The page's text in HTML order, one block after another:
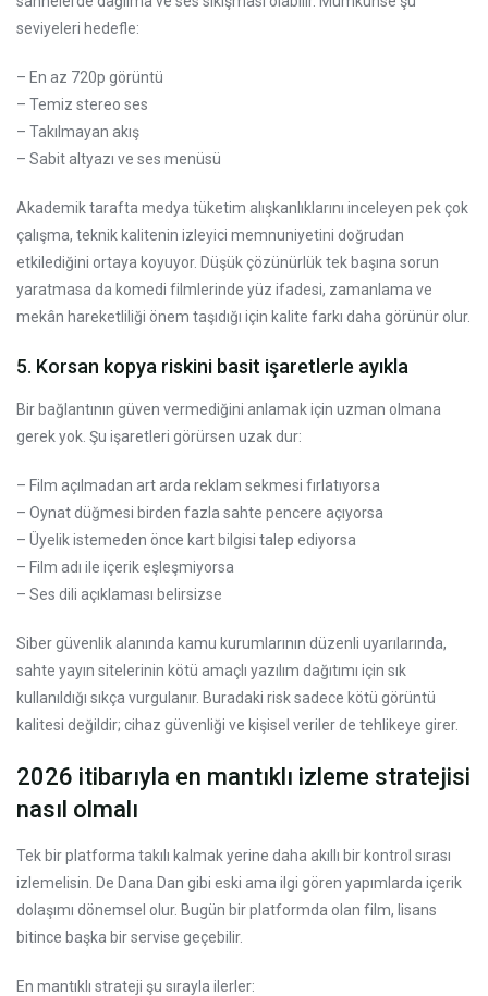
seviyeleri hedefle:
– En az 720p görüntü
– Temiz stereo ses
– Takılmayan akış
– Sabit altyazı ve ses menüsü
Akademik tarafta medya tüketim alışkanlıklarını inceleyen pek çok
çalışma, teknik kalitenin izleyici memnuniyetini doğrudan
etkilediğini ortaya koyuyor. Düşük çözünürlük tek başına sorun
yaratmasa da komedi filmlerinde yüz ifadesi, zamanlama ve
mekân hareketliliği önem taşıdığı için kalite farkı daha görünür olur.
5. Korsan kopya riskini basit işaretlerle ayıkla
Bir bağlantının güven vermediğini anlamak için uzman olmana
gerek yok. Şu işaretleri görürsen uzak dur:
– Film açılmadan art arda reklam sekmesi fırlatıyorsa
– Oynat düğmesi birden fazla sahte pencere açıyorsa
– Üyelik istemeden önce kart bilgisi talep ediyorsa
– Film adı ile içerik eşleşmiyorsa
– Ses dili açıklaması belirsizse
Siber güvenlik alanında kamu kurumlarının düzenli uyarılarında,
sahte yayın sitelerinin kötü amaçlı yazılım dağıtımı için sık
kullanıldığı sıkça vurgulanır. Buradaki risk sadece kötü görüntü
kalitesi değildir; cihaz güvenliği ve kişisel veriler de tehlikeye girer.
2026 itibarıyla en mantıklı izleme stratejisi
nasıl olmalı
Tek bir platforma takılı kalmak yerine daha akıllı bir kontrol sırası
izlemelisin. De Dana Dan gibi eski ama ilgi gören yapımlarda içerik
dolaşımı dönemsel olur. Bugün bir platformda olan film, lisans
bitince başka bir servise geçebilir.
En mantıklı strateji şu sırayla ilerler: